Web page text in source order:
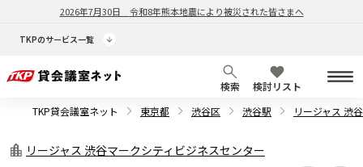
2026年7月30日 令和8年熊本地震により被災された皆さまへ
TKPのサービス一覧
検索
検討リスト
TKP貸会議室ネット
東京都 渋谷区 渋谷駅 リージャス 渋
リージャス 渋谷マークシティビジネスセンター